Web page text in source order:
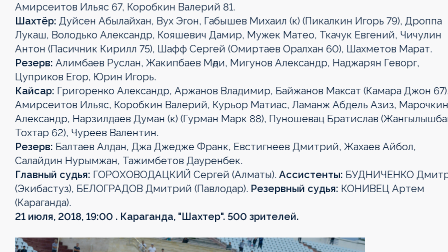
OLIMPBET
ПРЕМЬЕР-
ЛИГА
1XBET
БІРІНШІ
ЛИГА
OLIMPBET
КУБОК
Жаңалықтар
Күнтізбе
ЕКІНШІ
ЛИГА
Жаңалықтар
Күнтізбе
OLIMPBET
СУПЕРКУБОК
Жаңалықтар
Күнтізбе
ӘЙЕЛДЕР
ЛИГАСЫ
Жаңалықтар
Күнтізбе
ӘЙЕЛДЕР
КУБОГЫ
Жаңалықтар
Күнтізбе
1ХВЕТ
ЛИГА
КУБОГЫ
Басшылық
Амирсеитов Ильяс 67, Коробкин Валерий 81.
Шахтёр: Дуйсен Абылайхан, Вух Эгон, Габышев Михаил (к) (Пикалкин Игорь 79), Дроппа
Лукаш, Володько Александр, Кояшевич Дамир, Мужек Матео, Ткачук Евгений, Чичулин
Антон (Пасичник Кирилл 75), Шафф Сергей (Омиртаев Оралхан 60), Шахметов Марат.
Резерв: Алимбаев Руслан, Жакипбаев Мәди, Мигунов Александр, Наджарян Геворг,
Цуприков Егор, Юрин Игорь.
Кайсар: Григоренко Александр, Аржанов Владимир, Байжанов Максат (Камара Джон
Амирсеитов Ильяс, Коробкин Валерий, Курьор Матиас, Ламанж Абдель Азиз, Марочкин
Александр, Нарзилдаев Думан (к) (Гурман Марк 88), Пуношевац Братислав
Тохтар 62), Чуреев Валентин.
Резерв: Балтаев Алдан, Джа Джедже Франк, Евстигнеев Дмитрий, Жахаев Айбол,
Салайдин Нурымжан, Тажимбетов Дауренбек.
Главный судья: ГОРОХОВОДАЦКИЙ Сергей (Алматы). Ассистенты: БУДНИЧЕНКО
(Экибастуз), БЕЛОГРАДОВ Дмитрий (Павлодар). Резервный судья: КОНИВЕЦ Артем
(Караганда).
21 июля, 2018, 19:00 . Караганда, "Шахтер". 500 зрителей.